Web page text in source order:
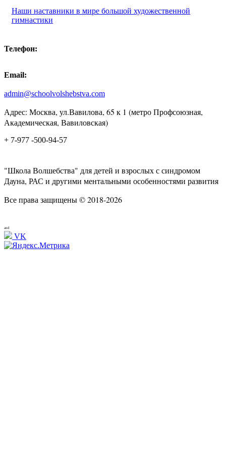
Наши наставники в мире большой художественной
гимнастики
Телефон:
Email:
admin@schoolvolshebstva.com
Адрес: Москва, ул.Вавилова, 65 к 1 (метро Профсоюзная,
Академическая, Вавиловская)
+ 7-977 -500-94-57
"Школа Волшебства" для детей и взрослых с синдромом
Дауна, РАС и другими ментальными особенностями развития
Все права защищены © 2018-2026
and
VK